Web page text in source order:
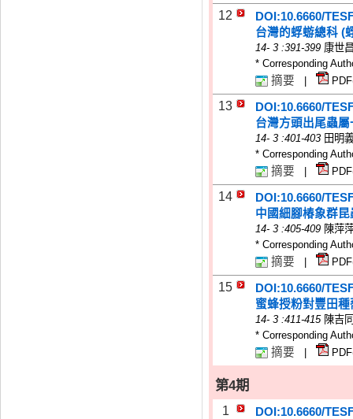
12
DOI:10.6660/
台灣的蜉蝣總科 (
14- 3 :391-399 康世
* Corresponding
摘要
13
DOI:10.6660/
台灣方頭出尾蟲
14- 3 :401-403 田明
* Corresponding
摘要
14
DOI:10.6660/
中國細腳椿象群
14- 3 :405-409 陳萍
* Corresponding
摘要
15
DOI:10.6660/
蜜蜂授粉對豐田
14- 3 :411-415 陳吉
* Corresponding
摘要
第4期
1
DOI:10.6660/